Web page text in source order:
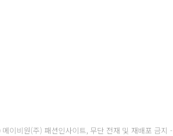
이비원(주) 패션인사이트, 무단 전재 및 재배포 금지 -